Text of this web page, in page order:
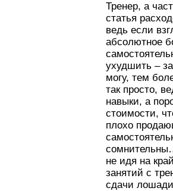
Тренер, а
статья
ведь если
абсолютное
ухудшить –
могу, тем
так просто,
навыки, а
стоимости,
плохо
не идя на
занятий с
сдачи